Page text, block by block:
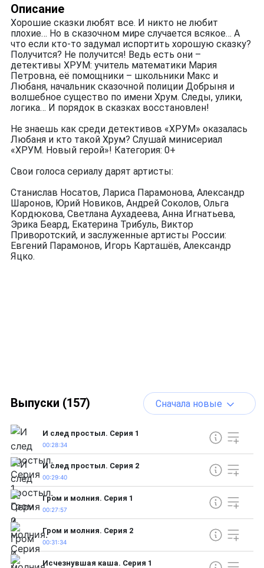
Описание
Хорошие сказки любят все. И никто не любит
плохие… Но в сказочном мире случается всякое… А
что если кто-то задумал испортить хорошую сказку?
Получится? Не получится! Ведь есть они –
детективы ХРУМ: учитель математики Мария
Петровна, её помощники – школьники Макс и
Любаня, начальник сказочной полиции Добрыня и
волшебное существо по имени Хрум. Следы, улики,
логика… И порядок в сказках восстановлен!
Не знаешь как среди детективов «ХРУМ» оказалась
Любаня и кто такой Хрум? Слушай минисериал
«ХРУМ. Новый герой»! Категория: 0+
Свои голоса сериалу дарят артисты:
Станислав Носатов, Лариса Парамонова, Александр
Шаронов, Юрий Новиков, Андрей Соколов, Ольга
Кордюкова, Светлана Аухадеева, Анна Игнатьева,
Эрика Беард, Екатерина Трибуль, Виктор
Приворотский, и заслуженные артисты России:
Евгений Парамонов, Игорь Карташёв, Александр
Яцко.
Выпуски (157) Сначала новые
И след простыл. Серия 1
00:28:34
И след простыл. Серия 2
00:29:40
Гром и молния. Серия 1
00:27:57
Гром и молния. Серия 2
00:31:34
Исчезнувшая каша. Серия 1